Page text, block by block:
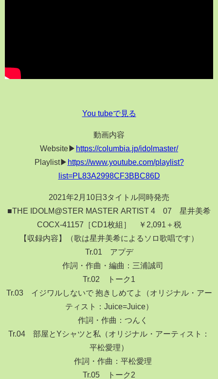
You tubeで見る
動画内容
Website▶ https://columbia.jp/idolmaster/
Playlist▶ https://www.youtube.com/playlist?
list=PL83A2998CF3BBC86D
2021年2月10日3タイトル同時発売
■THE IDOLM@STER MASTER ARTIST 4 07 星井美希
COCX-41157［CD1枚組］ ￥2,091＋税
【収録内容】（歌は星井美希によるソロ歌唱です）
Tr.01 アプデ
作詞・作曲・編曲：三浦誠司
Tr.02 トーク1
Tr.03 イジワルしないで 抱きしめてよ（オリジナル・アー
ティスト：Juice=Juice）
作詞・作曲：つんく
Tr.04 部屋とYシャツと私（オリジナル・アーティスト：
平松愛理）
作詞・作曲：平松愛理
Tr.05 トーク2